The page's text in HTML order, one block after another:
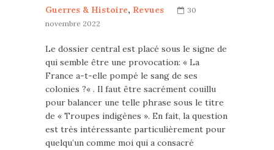
Guerres & Histoire, Revues
30
novembre 2022
Le dossier central est placé sous le signe de
qui semble être une provocation: « La
France a-t-elle pompé le sang de ses
colonies ?« . Il faut être sacrément couillu
pour balancer une telle phrase sous le titre
de « Troupes indigènes ». En fait, la question
est très intéressante particulièrement pour
quelqu’un comme moi qui a consacré